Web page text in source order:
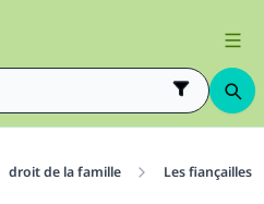
droit de la famille Les fiançailles